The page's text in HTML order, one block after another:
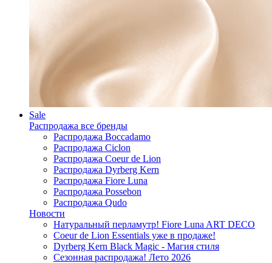
Sale
Распродажа все бренды
Распродажа Boccadamo
Распродажа Ciclon
Распродажа Coeur de Lion
Распродажа Dyrberg Kern
Распродажа Fiore Luna
Распродажа Possebon
Распродажа Qudo
Новости
Натуральный перламутр! Fiore Luna ART DECO
Coeur de Lion Essentials уже в продаже!
Dyrberg Kern Black Magic - Магия стиля
Сезонная распродажа! Лето 2026